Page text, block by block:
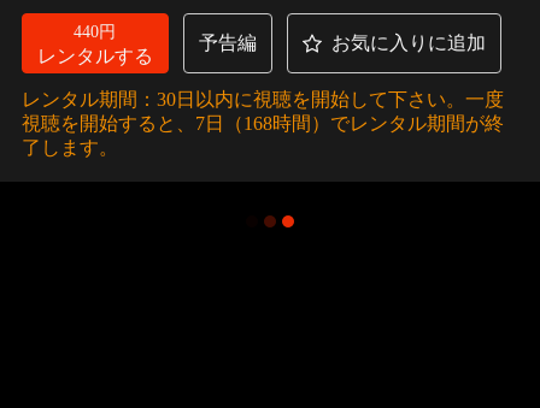
る。ベビーゴジラを追って上陸を果たすゴジラ。
440円
レンタルする
予告編 お気に入りに追加
レンタル期間：30日以内に視聴を開始して下さい。一度
視聴を開始すると、7日（168時間）でレンタル期間が終
了します。